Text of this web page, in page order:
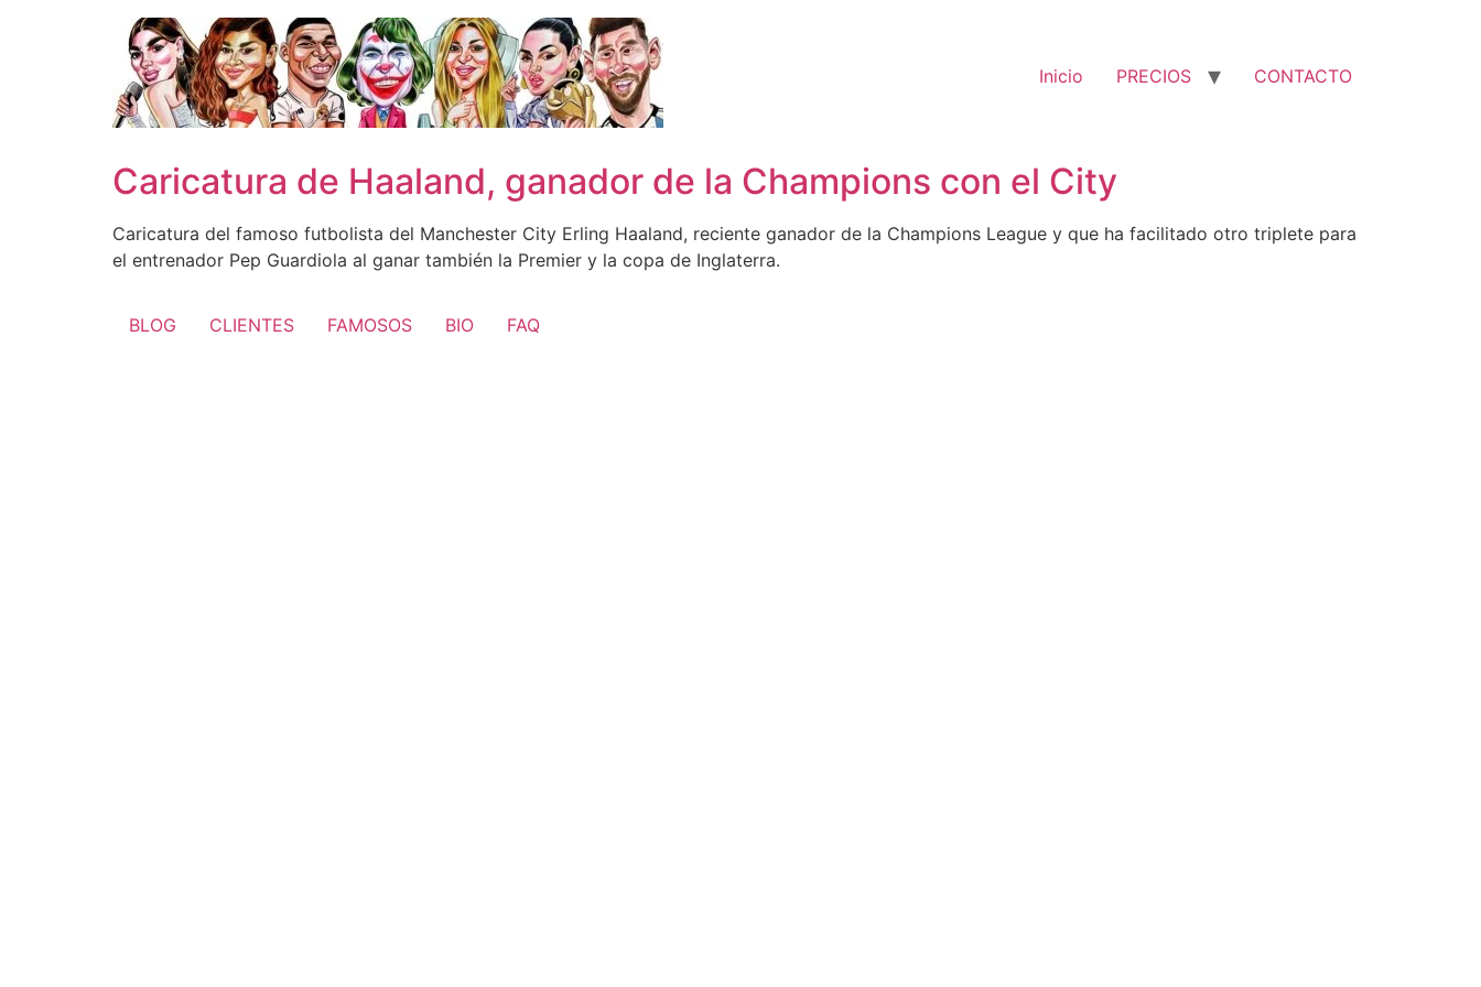
Inicio PRECIOS CONTACTO
Caricatura de Haaland, ganador de la Champions con el City
Caricatura del famoso futbolista del Manchester City Erling Haaland, reciente ganador de la Champions League y que ha facilitado otro triplete para
el entrenador Pep Guardiola al ganar también la Premier y la copa de Inglaterra.
BLOG CLIENTES FAMOSOS BIO FAQ